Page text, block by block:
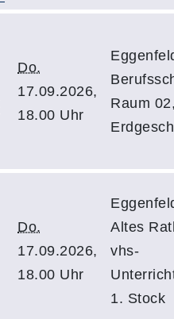
Do.
17.09.2026,
18.00 Uhr
Raum
Do.
17.09.2026,
18.00 Uhr
Altes
vhs-
1. Stock